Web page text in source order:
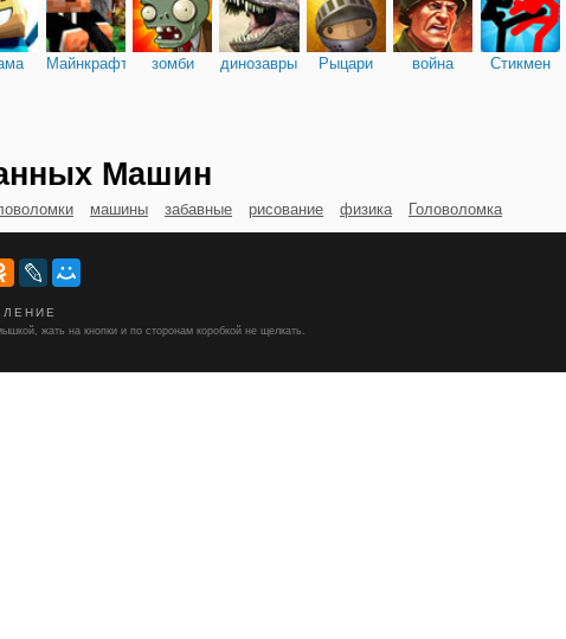
Майнкрафт зомби динозавры Рыцари война Стикмен
Машин
машины забавные рисование физика Головоломка
жать на кнопки и по сторонам коробкой не щелкать.